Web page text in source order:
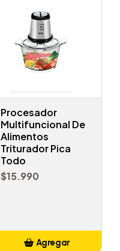
Procesador
Multifuncional De
Alimentos
Triturador Pica
Todo
$15.990
Agregar